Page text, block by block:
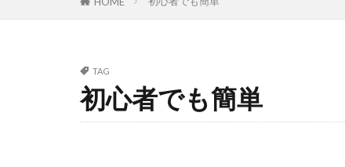
TAG
初心者でも簡単